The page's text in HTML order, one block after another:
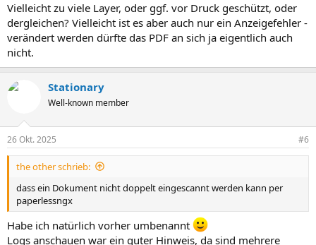
Vielleicht zu viele Layer, oder ggf. vor Druck geschützt, oder
dergleichen? Vielleicht ist es aber auch nur ein Anzeigefehler -
verändert werden dürfte das PDF an sich ja eigentlich auch
nicht.
Stationary
Well-known member
26 Okt. 2025 #6
the other schrieb:
dass ein Dokument nicht doppelt eingescannt werden kann per
paperlessngx
Habe ich natürlich vorher umbenannt
Logs anschauen war ein guter Hinweis, da sind mehrere